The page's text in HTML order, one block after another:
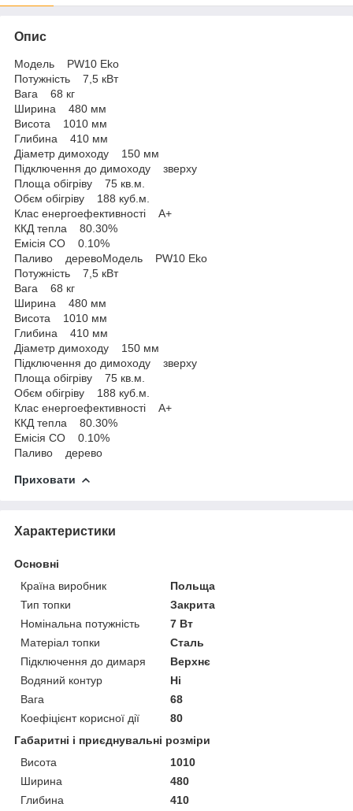
Опис
Модель PW10 Eko
Потужність 7,5 кВт
Вага 68 кг
Ширина 480 мм
Висота 1010 мм
Глибина 410 мм
Діаметр димоходу 150 мм
Підключення до димоходу зверху
Площа обігріву 75 кв.м.
Обєм обігріву 188 куб.м.
Клас енергоефективності A+
ККД тепла 80.30%
Емісія CO 0.10%
Паливо деревоМодель PW10 Eko
Потужність 7,5 кВт
Вага 68 кг
Ширина 480 мм
Висота 1010 мм
Глибина 410 мм
Діаметр димоходу 150 мм
Підключення до димоходу зверху
Площа обігріву 75 кв.м.
Обєм обігріву 188 куб.м.
Клас енергоефективності A+
ККД тепла 80.30%
Емісія CO 0.10%
Паливо дерево
Приховати
Характеристики
Основні
Країна виробник
Польща
Тип топки
Закрита
Номінальна потужність
7 Вт
Матеріал топки
Сталь
Підключення до димаря
Верхнє
Водяний контур
Ні
Вага
68
Коефіцієнт корисної дії
80
Габаритні і приєднувальні розміри
Висота
1010
Ширина
480
Глибина
410